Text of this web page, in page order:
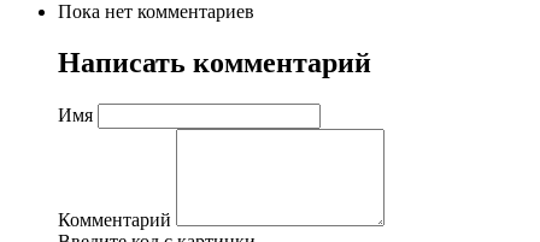
Пока нет комментариев
Написать комментарий
Имя
Комментарий